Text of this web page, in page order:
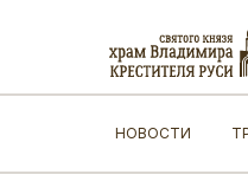
НОВОСТИ